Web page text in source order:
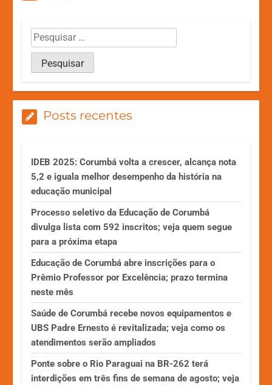
Posts recentes
IDEB 2025: Corumbá volta a crescer, alcança nota
5,2 e iguala melhor desempenho da história na
educação municipal
Processo seletivo da Educação de Corumbá
divulga lista com 592 inscritos; veja quem segue
para a próxima etapa
Educação de Corumbá abre inscrições para o
Prêmio Professor por Excelência; prazo termina
neste mês
Saúde de Corumbá recebe novos equipamentos e
UBS Padre Ernesto é revitalizada; veja como os
atendimentos serão ampliados
Ponte sobre o Rio Paraguai na BR-262 terá
interdições em três fins de semana de agosto; veja